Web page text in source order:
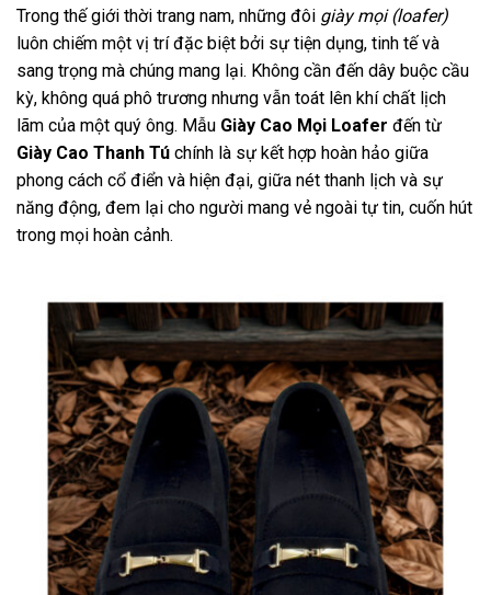
Trong thế giới thời trang nam, những đôi giày mọi (loafer)
luôn chiếm một vị trí đặc biệt bởi sự tiện dụng, tinh tế và
sang trọng mà chúng mang lại. Không cần đến dây buộc cầu
kỳ, không quá phô trương nhưng vẫn toát lên khí chất lịch
lãm của một quý ông. Mẫu Giày Cao Mọi Loafer đến từ
Giày Cao Thanh Tú chính là sự kết hợp hoàn hảo giữa
phong cách cổ điển và hiện đại, giữa nét thanh lịch và sự
năng động, đem lại cho người mang vẻ ngoài tự tin, cuốn hút
trong mọi hoàn cảnh.